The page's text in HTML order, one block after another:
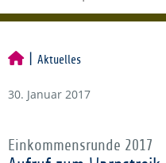
Aktuelles
30. Januar 2017
Einkommensrunde 2017